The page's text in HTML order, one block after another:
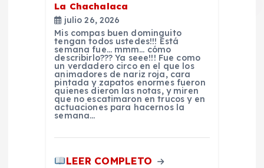
La Chachalaca
julio 26, 2026
Mis compas buen dominguito
tengan todos ustedes!!! Está
semana fue… mmm… cómo
describirlo??? Ya seee!!! Fue como
un verdadero circo en el que los
animadores de nariz roja, cara
pintada y zapatos enormes fueron
quienes dieron las notas, y miren
que no escatimaron en trucos y en
actuaciones para hacernos la
semana…
LEER COMPLETO